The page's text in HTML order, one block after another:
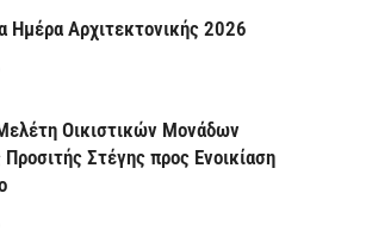
Ημέρα Αρχιτεκτονικής 2026
Οικιστικών Μονάδων
Προσιτής Στέγης προς Ενοικίαση